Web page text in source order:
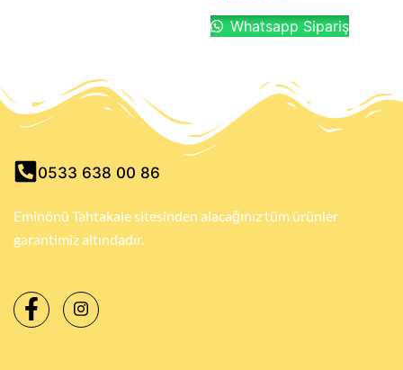
Whatsapp Sipariş
0533 638 00 86
Eminönü Tahtakale sitesinden alacağınız tüm ürünler
garantimiz altındadır.